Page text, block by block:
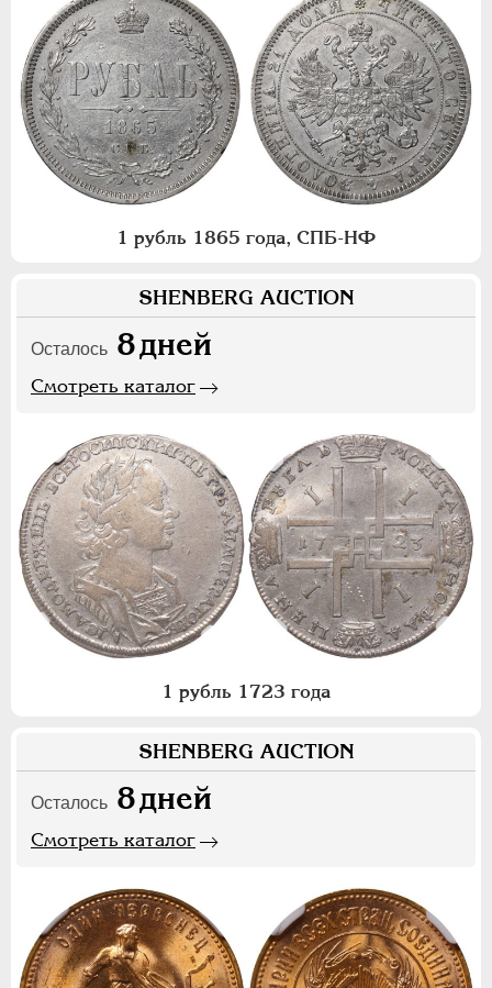
1 рубль 1865 года, СПБ-НФ
SHENBERG AUCTION
Осталось 8дней
Смотреть каталог
1 рубль 1723 года
SHENBERG AUCTION
Осталось 8дней
Смотреть каталог